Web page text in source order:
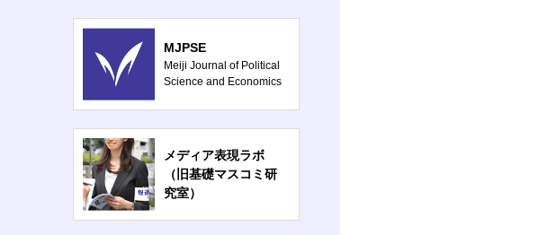
MJPSE
Meiji Journal of Political
Science and Economics
メディア表現ラボ
（旧基礎マスコミ研
究室）